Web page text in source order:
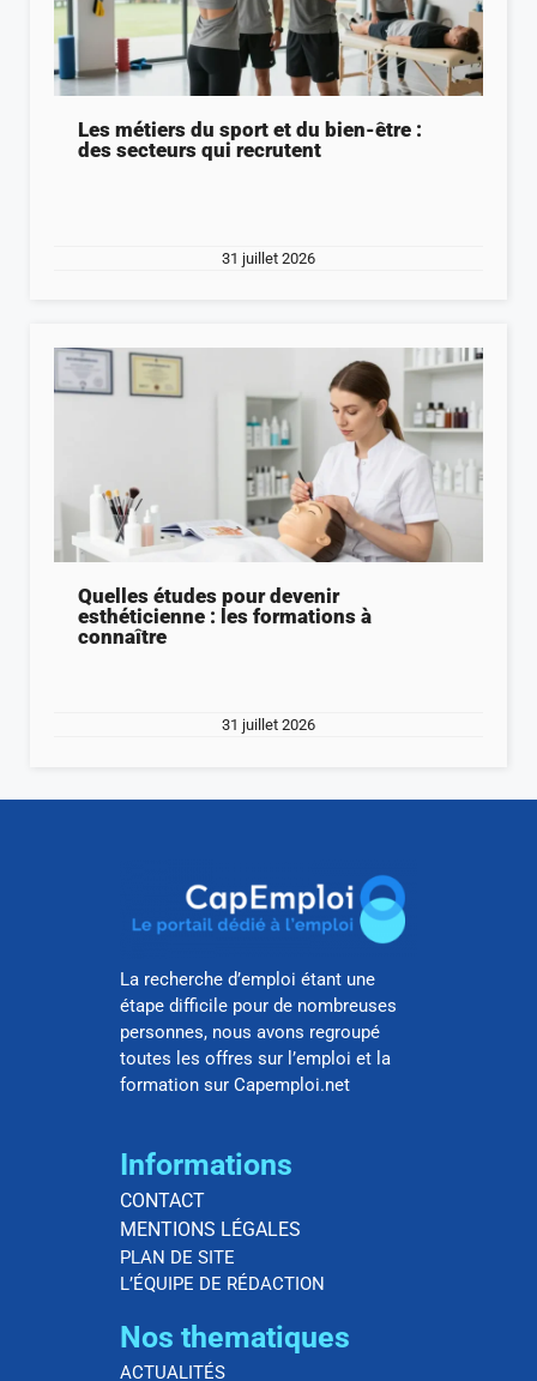
Les métiers du sport et du bien-être :
des secteurs qui recrutent
31 juillet 2026
Quelles études pour devenir
esthéticienne : les formations à
connaître
31 juillet 2026
La recherche d’emploi étant une
étape difficile pour de nombreuses
personnes, nous avons regroupé
toutes les offres sur l’emploi et la
formation sur Capemploi.net
Informations
CONTACT
MENTIONS LÉGALES
PLAN DE SITE
L’ÉQUIPE DE RÉDACTION
Nos thematiques
ACTUALITÉS